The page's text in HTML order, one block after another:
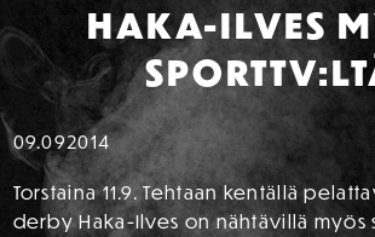
HAKA-ILVES
09.092014
Torstaina 11.9. Tehtaan kentällä
derby Haka-Ilves on nähtävillä myös